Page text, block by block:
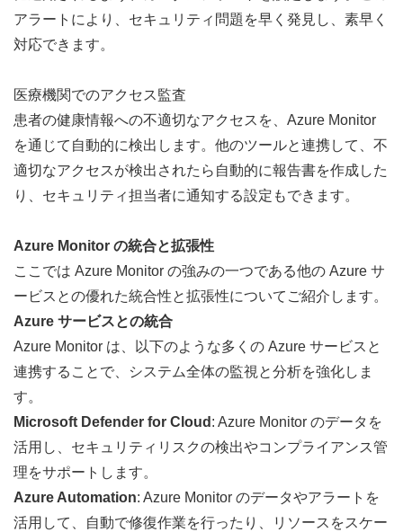
アラートにより、セキュリティ問題を早く発見し、素早く
対応できます。
医療機関でのアクセス監査
患者の健康情報への不適切なアクセスを、Azure Monitor
を通じて自動的に検出します。他のツールと連携して、不
適切なアクセスが検出されたら自動的に報告書を作成した
り、セキュリティ担当者に通知する設定もできます。
Azure Monitor の統合と拡張性
ここでは Azure Monitor の強みの一つである他の Azure サ
ービスとの優れた統合性と拡張性についてご紹介します。
Azure サービスとの統合
Azure Monitor は、以下のような多くの Azure サービスと
連携することで、システム全体の監視と分析を強化しま
す。
Microsoft Defender for Cloud : Azure Monitor のデータを
活用し、セキュリティリスクの検出やコンプライアンス管
理をサポートします。
Azure Automation: Azure Monitor のデータやアラートを
活用して、自動で修復作業を行ったり、リソースをスケー